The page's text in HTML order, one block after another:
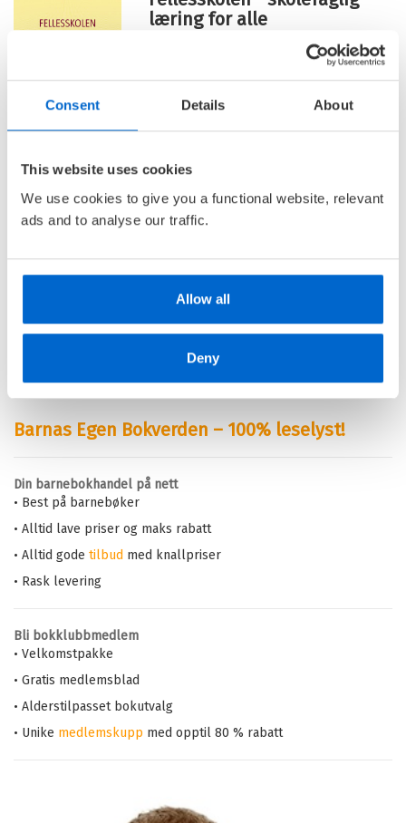
Consent Details About
This website uses cookies
We use cookies to give you a functional website, relevant
ads and to analyse our traffic.
Allow all
Deny
læring for alle
Heftet
Pris 629,–
Kjøp
læring for alle
ERLING LARS DALE
Heftet
Pris
Kjøp
Barnas Egen Bokverden – 100% leselyst!
Din barnebokhandel på nett
• Best på barnebøker
• Alltid lave priser og maks rabatt
• Alltid gode tilbud med knallpriser
• Rask levering
Bli bokklubbmedlem
• Velkomstpakke
• Gratis medlemsblad
• Alderstilpasset bokutvalg
• Unike medlemskupp med opptil 80 % rabatt